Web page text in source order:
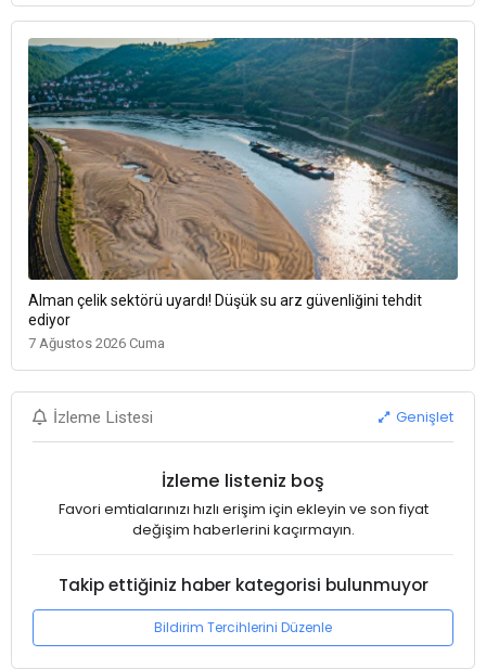
Alman çelik sektörü uyardı! Düşük su arz güvenliğini tehdit
ediyor
7 Ağustos 2026 Cuma
İzleme Listesi Genişlet
İzleme listeniz boş
Favori emtialarınızı hızlı erişim için ekleyin ve son fiyat
değişim haberlerini kaçırmayın.
Takip ettiğiniz haber kategorisi bulunmuyor
Bildirim Tercihlerini Düzenle